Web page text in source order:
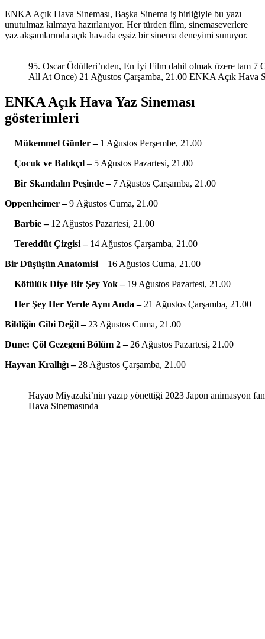
ENKA Açık Hava Sineması, Başka Sinema iş birliğiyle bu yazı
unutulmaz kılmaya hazırlanıyor. Her türden film, sinemaseverlere
yaz akşamlarında açık havada eşsiz bir sinema deneyimi sunuyor.
95. Oscar Ödülleri’nden, En İyi Film dahil olmak üzere tam 7
All At Once) 21 Ağustos Çarşamba, 21.00 ENKA Açık Hava
ENKA Açık Hava Yaz Sineması
gösterimleri
Mükemmel Günler– 1 Ağustos Perşembe, 21.00
Çocuk ve Balıkçıl – 5 Ağustos Pazartesi, 21.00
Bir Skandalın Peşinde – 7 Ağustos Çarşamba, 21.00
Oppenheimer –9 Ağustos Cuma, 21.00
Barbie – 12 Ağustos Pazartesi, 21.00
Tereddüt Çizgisi – 14 Ağustos Çarşamba, 21.00
Bir Düşüşün Anatomisi – 16 Ağustos Cuma, 21.00
Kötülük Diye Bir Şey Yok – 19 Ağustos Pazartesi, 21.00
Her Şey Her Yerde Aynı Anda – 21 Ağustos Çarşamba, 21.00
Bildiğin Gibi Değil – 23 Ağustos Cuma, 21.00
Dune: Çöl Gezegeni Bölüm 2 – 26 Ağustos Pazartesi, 21.00
Hayvan Krallığı – 28 Ağustos Çarşamba, 21.00
Hayao Miyazaki’nin yazıp yönettiği 2023 Japon animasyon
Hava Sinemasında